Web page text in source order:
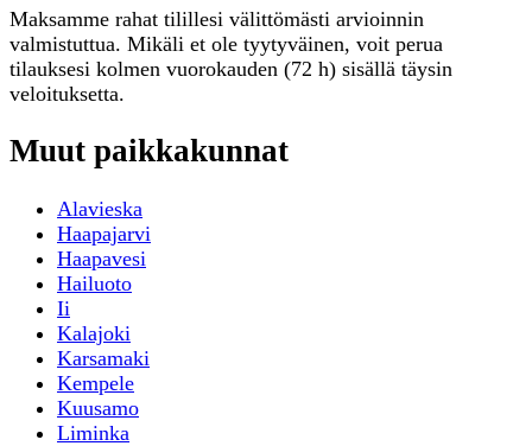
Maksamme rahat tilillesi välittömästi arvioinnin
valmistuttua. Mikäli et ole tyytyväinen, voit perua
tilauksesi kolmen vuorokauden (72 h) sisällä täysin
veloituksetta.
Muut paikkakunnat
Alavieska
Haapajarvi
Haapavesi
Hailuoto
Ii
Kalajoki
Karsamaki
Kempele
Kuusamo
Liminka